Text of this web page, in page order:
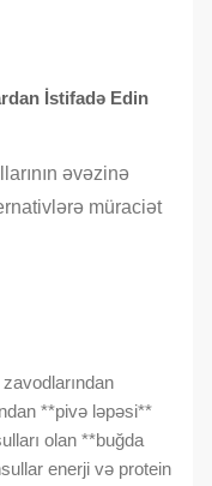
İstifadə Edin
əvəzinə
müraciət
**pivə ləpəsi**
olan **buğda
enerji və protein